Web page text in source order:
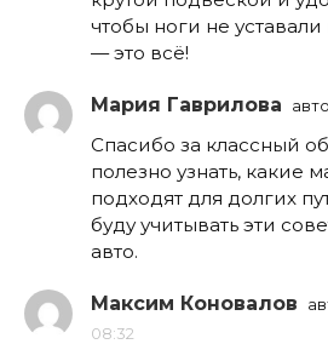
чтобы ноги не
— это всё!
Мария Гаврилова
Спасибо за классный
полезно узнать, какие
подходят для долгих
буду учитывать эти
авто.
Максим Коновалов
08:32